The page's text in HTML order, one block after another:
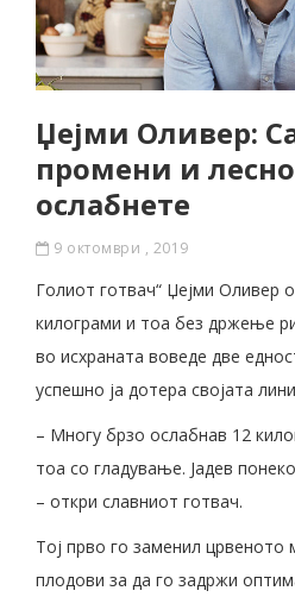
Џејми Оливер:
промени и
ослабнете
9 октомври , 2019
Голиот готвач“ Џејми Оливер
килограми и тоа без држење
во исхраната воведе две
успешно ја дотера својата
– Многу брзо ослабнав 12
тоа со гладување. Јадев
– откри славниот готвач.
Тој прво го заменил црвеното
плодови за да го задржи